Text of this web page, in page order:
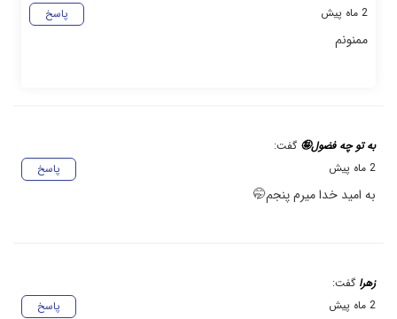
پاسخ
2 ماه پیش
ممنونم
به تو چه فضول🤪 گفت:
پاسخ
2 ماه پیش
به امید خدا میرم پنجم🤭
زهرا گفت:
پاسخ
2 ماه پیش